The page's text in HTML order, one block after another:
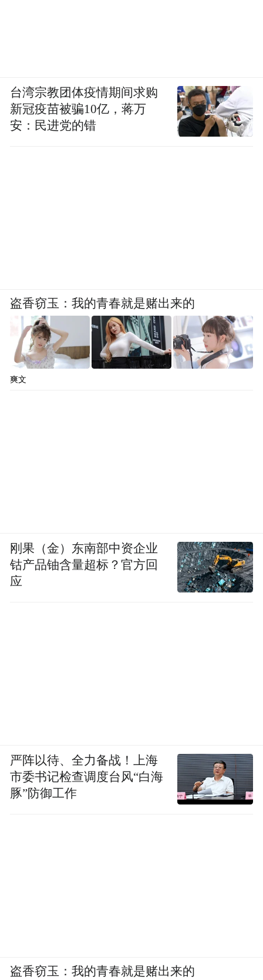
台湾宗教团体疫情期间求购
新冠疫苗被骗10亿，蒋万
安：民进党的错
盗香窃玉：我的青春就是赌出来的
爽文
刚果（金）东南部中资企业
钴产品铀含量超标？官方回
应
严阵以待、全力备战！上海
市委书记检查调度台风“白海
豚”防御工作
盗香窃玉：我的青春就是赌出来的